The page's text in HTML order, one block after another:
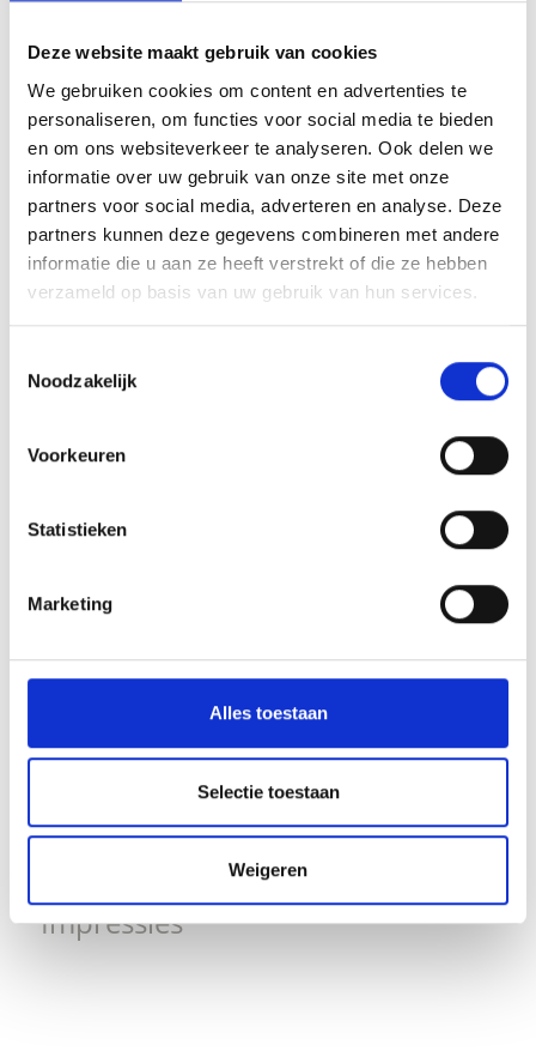
Deze website maakt gebruik van cookies
We gebruiken cookies om content en advertenties te
personaliseren, om functies voor social media te bieden
en om ons websiteverkeer te analyseren. Ook delen we
informatie over uw gebruik van onze site met onze
partners voor social media, adverteren en analyse. Deze
partners kunnen deze gegevens combineren met andere
informatie die u aan ze heeft verstrekt of die ze hebben
verzameld op basis van uw gebruik van hun services.
Noodzakelijk
Voorkeuren
Statistieken
Marketing
Alles toestaan
Selectie toestaan
Weigeren
difficult
Hoogtemeters bergop
1043 hm
Hoogtemeter bergaf
1043 hm
Hoogtemeter
2526 m
V
To the Lake Covelano
Kapuzinerstraße 10
39028 Schlanders
Impressies